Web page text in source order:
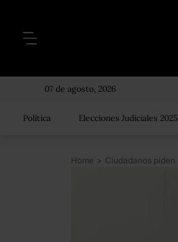
07 de agosto, 2026
Política Elecciones Judiciales 2025
Home >